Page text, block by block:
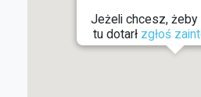
Jeżeli chcesz, żeby
tu dotarł zgłoś